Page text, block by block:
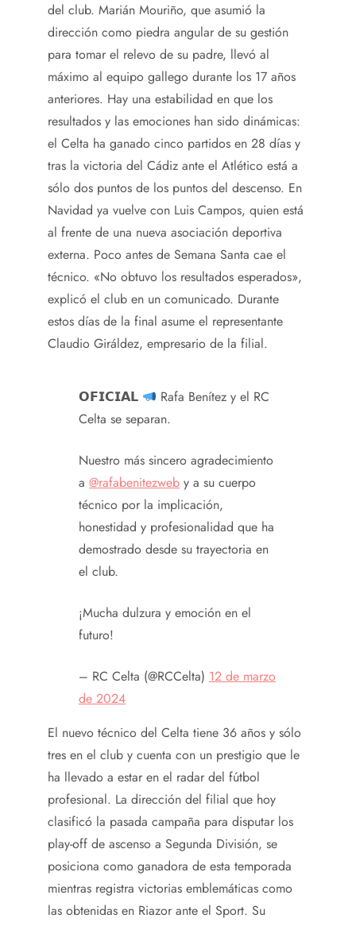
del club. Marián Mouriño, que asumió la
dirección como piedra angular de su gestión
para tomar el relevo de su padre, llevó al
máximo al equipo gallego durante los 17 años
anteriores. Hay una estabilidad en que los
resultados y las emociones han sido dinámicas:
el Celta ha ganado cinco partidos en 28 días y
tras la victoria del Cádiz ante el Atlético está a
sólo dos puntos de los puntos del descenso. En
Navidad ya vuelve con Luis Campos, quien está
al frente de una nueva asociación deportiva
externa. Poco antes de Semana Santa cae el
técnico. «No obtuvo los resultados esperados»,
explicó el club en un comunicado. Durante
estos días de la final asume el representante
Claudio Giráldez, empresario de la filial.
𝗢𝗙𝗜𝗖𝗜𝗔𝗟
Rafa Benítez y el RC
Celta se separan.
Nuestro más sincero agradecimiento
a @rafabenitezweb y a su cuerpo
técnico por la implicación,
honestidad y profesionalidad que ha
demostrado desde su trayectoria en
el club.
¡Mucha dulzura y emoción en el
futuro!
– RC Celta (@RCCelta) 12 de marzo
de 2024
El nuevo técnico del Celta tiene 36 años y sólo
tres en el club y cuenta con un prestigio que le
ha llevado a estar en el radar del fútbol
profesional. La dirección del filial que hoy
clasificó la pasada campaña para disputar los
play-off de ascenso a Segunda División, se
posiciona como ganadora de esta temporada
mientras registra victorias emblemáticas como
las obtenidas en Riazor ante el Sport. Su